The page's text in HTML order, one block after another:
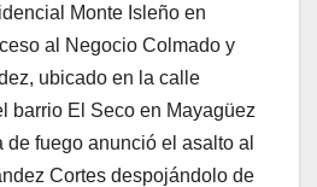
Monte Isleño en
al Negocio Colmado y
ubicado en la calle
barrio El Seco en Mayagüez
fuego anunció el asalto al
Cortes despojándolo de